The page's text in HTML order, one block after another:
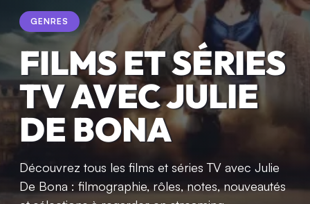
GENRES
FILMS ET SÉRIES
TV AVEC JULIE
DE BONA
Découvrez tous les films et séries TV avec Julie
De Bona : filmographie, rôles, notes, nouveautés